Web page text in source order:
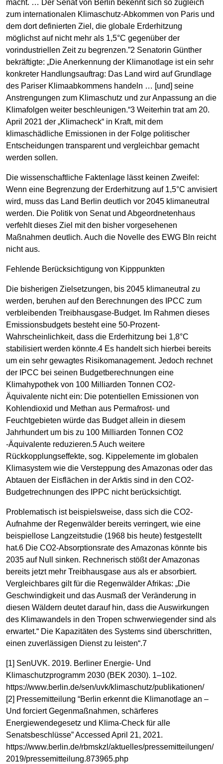
macht. … Der Senat von Berlin bekennt sich so zugleich
zum internationalen Klimaschutz-Abkommen von Paris und
dem dort definierten Ziel, die globale Erderhitzung
möglichst auf nicht mehr als 1,5°C gegenüber der
vorindustriellen Zeit zu begrenzen.”2 Senatorin Günther
bekräftigte: „Die Anerkennung der Klimanotlage ist ein sehr
konkreter Handlungsauftrag: Das Land wird auf Grundlage
des Pariser Klimaabkommens handeln … [und] seine
Anstrengungen zum Klimaschutz und zur Anpassung an die
Klimafolgen weiter beschleunigen.“3 Weiterhin trat am 20.
April 2021 der „Klimacheck“ in Kraft, mit dem
klimaschädliche Emissionen in der Folge politischer
Entscheidungen transparent und vergleichbar gemacht
werden sollen.
Die wissenschaftliche Faktenlage lässt keinen Zweifel:
Wenn eine Begrenzung der Erderhitzung auf 1,5°C anvisiert
wird, muss das Land Berlin deutlich vor 2045 klimaneutral
werden. Die Politik von Senat und Abgeordnetenhaus
verfehlt dieses Ziel mit den bisher vorgesehenen
Maßnahmen deutlich. Auch die Novelle des EWG Bln reicht
nicht aus.
Fehlende Berücksichtigung von Kipppunkten
Die bisherigen Zielsetzungen, bis 2045 klimaneutral zu
werden, beruhen auf den Berechnungen des IPCC zum
verbleibenden Treibhausgase-Budget. Im Rahmen dieses
Emissionsbudgets besteht eine 50-Prozent-
Wahrscheinlichkeit, dass die Erderhitzung bei 1,8°C
stabilisiert werden könnte.4 Es handelt sich hierbei bereits
um ein sehr gewagtes Risikomanagement. Jedoch rechnet
der IPCC bei seinen Budgetberechnungen eine
Klimahypothek von 100 Milliarden Tonnen CO2-
Äquivalente nicht ein: Die potentiellen Emissionen von
Kohlendioxid und Methan aus Permafrost- und
Feuchtgebieten würde das Budget allein in diesem
Jahrhundert um bis zu 100 Milliarden Tonnen CO2
-Äquivalente reduzieren.5 Auch weitere
Rückkopplungseffekte, sog. Kippelemente im globalen
Klimasystem wie die Versteppung des Amazonas oder das
Abtauen der Eisflächen in der Arktis sind in den CO2-
Budgetrechnungen des IPPC nicht berücksichtigt.
Problematisch ist beispielsweise, dass sich die CO2-
Aufnahme der Regenwälder bereits verringert, wie eine
beispiellose Langzeitstudie (1968 bis heute) festgestellt
hat.6 Die CO2-Absorptionsrate des Amazonas könnte bis
2035 auf Null sinken. Rechnerisch stößt der Amazonas
bereits jetzt mehr Treibhausgase aus als er absorbiert.
Vergleichbares gilt für die Regenwälder Afrikas: „Die
Geschwindigkeit und das Ausmaß der Veränderung in
diesen Wäldern deutet darauf hin, dass die Auswirkungen
des Klimawandels in den Tropen schwerwiegender sind als
erwartet.“ Die Kapazitäten des Systems sind überschritten,
einen zuverlässigen Dienst zu leisten“.7
[1] SenUVK. 2019. Berliner Energie- Und
Klimaschutzprogramm 2030 (BEK 2030). 1–102.
https://www.berlin.de/sen/uvk/klimaschutz/publikationen/
[2] Pressemitteilung “Berlin erkennt die Klimanotlage an –
Und forciert Gegenmaßnahmen, schärferes
Energiewendegesetz und Klima-Check für alle
Senatsbeschlüsse” Accessed April 21, 2021.
https://www.berlin.de/rbmskzl/aktuelles/pressemitteilungen/
2019/pressemitteilung.873965.php